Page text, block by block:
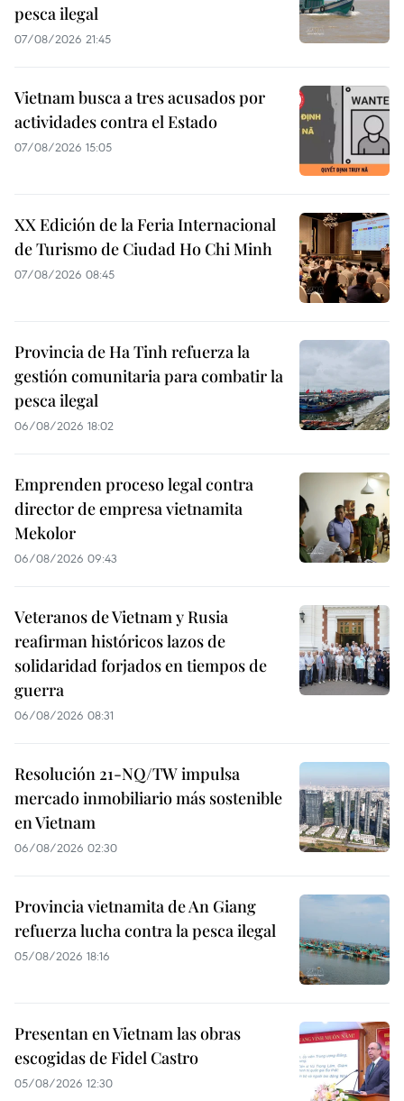
pesca ilegal
07/08/2026 21:45
Vietnam busca a tres acusados por
actividades contra el Estado
07/08/2026 15:05
XX Edición de la Feria Internacional
de Turismo de Ciudad Ho Chi Minh
07/08/2026 08:45
Provincia de Ha Tinh refuerza la
gestión comunitaria para combatir la
pesca ilegal
06/08/2026 18:02
Emprenden proceso legal contra
director de empresa vietnamita
Mekolor
06/08/2026 09:43
Veteranos de Vietnam y Rusia
reafirman históricos lazos de
solidaridad forjados en tiempos de
guerra
06/08/2026 08:31
Resolución 21-NQ/TW impulsa
mercado inmobiliario más sostenible
en Vietnam
06/08/2026 02:30
Provincia vietnamita de An Giang
refuerza lucha contra la pesca ilegal
05/08/2026 18:16
Presentan en Vietnam las obras
escogidas de Fidel Castro
05/08/2026 12:30